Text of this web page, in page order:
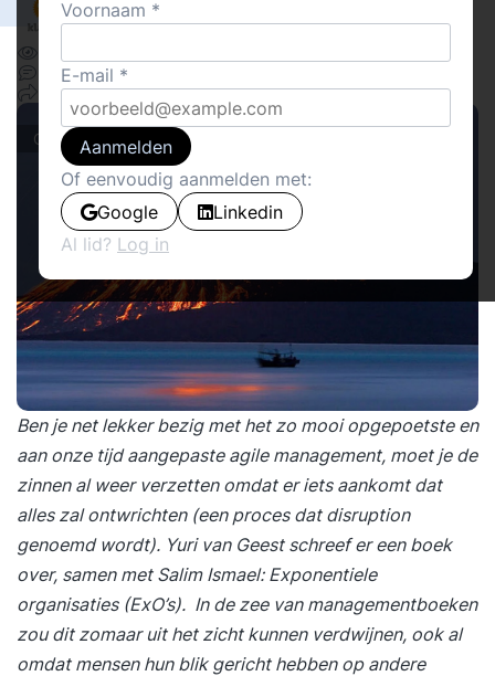
Gek Op Klanten, Jonge Bazen
Delen
Cover stories
Ben je net lekker bezig met het zo mooi opgepoetste en
aan onze tijd aangepaste agile management, moet je de
zinnen al weer verzetten omdat er iets aankomt dat
alles zal ontwrichten (een proces dat disruption
genoemd wordt). Yuri van Geest schreef er een boek
over, samen met Salim Ismael: Exponentiele
organisaties(ExO’s). In de zee van managementboeken
zou dit zomaar uit het zicht kunnen verdwijnen, ook al
omdat mensen hun blik gericht hebben op andere
Voornaam
E-mail
Aanmelden
Of eenvoudig aanmelden met:
Google
Linkedin
Al lid? Log in